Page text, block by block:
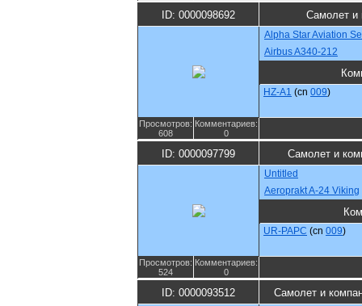
ID: 0000098692 Самолет и
Alpha Star Aviation
Airbus A340-212
HZ-A1 (cn 009)
Просмотров:
608
Комментариев:
0
ID: 0000097799 Самолет и
Untitled
Aeroprakt A-24 Viking
UR-PAPC (cn 009)
Просмотров:
524
Комментариев:
0
ID: 0000093512 Самолет и